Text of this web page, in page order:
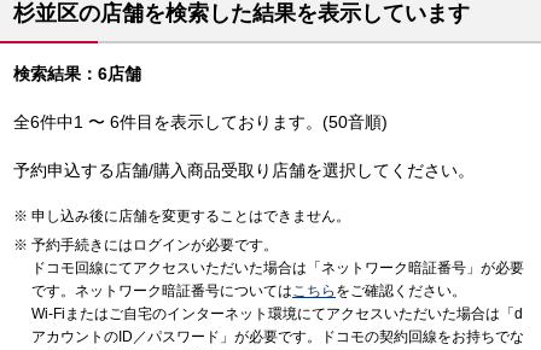
杉並区の店舗を検索した結果を表示しています
検索結果：6店舗
全6件中1 〜 6件目を表示しております。(50音順)
予約申込する店舗/購入商品受取り店舗を選択してください。
申し込み後に店舗を変更することはできません。
予約手続きにはログインが必要です。
ドコモ回線にてアクセスいただいた場合は「ネットワーク暗証番号」が必要
です。ネットワーク暗証番号についてはこちら をご確認ください。
Wi-Fiまたはご自宅のインターネット環境にてアクセスいただいた場合は「d
アカウントのID／パスワード」が必要です。ドコモの契約回線をお持ちでな